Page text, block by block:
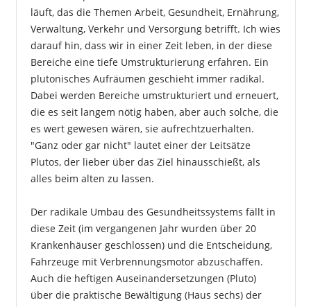
läuft, das die Themen Arbeit, Gesundheit, Ernährung,
Verwaltung, Verkehr und Versorgung betrifft. Ich wies
darauf hin, dass wir in einer Zeit leben, in der diese
Bereiche eine tiefe Umstrukturierung erfahren. Ein
plutonisches Aufräumen geschieht immer radikal.
Dabei werden Bereiche umstrukturiert und erneuert,
die es seit langem nötig haben, aber auch solche, die
es wert gewesen wären, sie aufrechtzuerhalten.
"Ganz oder gar nicht" lautet einer der Leitsätze
Plutos, der lieber über das Ziel hinausschießt, als
alles beim alten zu lassen.
Der radikale Umbau des Gesundheitssystems fällt in
diese Zeit (im vergangenen Jahr wurden über 20
Krankenhäuser geschlossen) und die Entscheidung,
Fahrzeuge mit Verbrennungsmotor abzuschaffen.
Auch die heftigen Auseinandersetzungen (Pluto)
über die praktische Bewältigung (Haus sechs) der